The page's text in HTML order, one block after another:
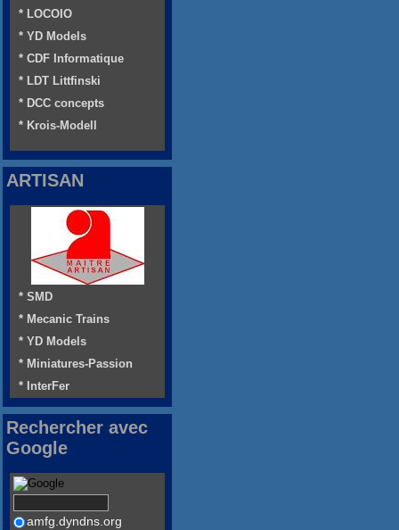
* LOCOIO
* YD Models
* CDF Informatique
* LDT Littfinski
* DCC concepts
* Krois-Modell
ARTISAN
* SMD
* Mecanic Trains
* YD Models
* Miniatures-Passion
* InterFer
Rechercher avec
Google
amfg.dyndns.org